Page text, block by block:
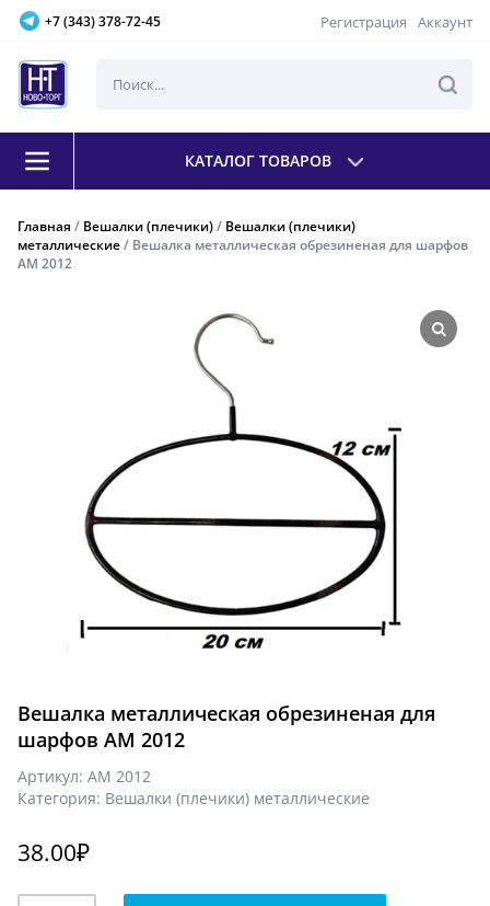
+7 (343) 378-72-45 Регистрация Аккаунт
КАТАЛОГ ТОВАРОВ
Главная / Вешалки (плечики)/ Вешалки (плечики)
металлические/ Вешалка металлическая обрезиненая для шарфов
AM 2012
Вешалка металлическая обрезиненая для
шарфов AM 2012
Артикул: AM 2012
Категория: Вешалки (плечики) металлические
38.00₽